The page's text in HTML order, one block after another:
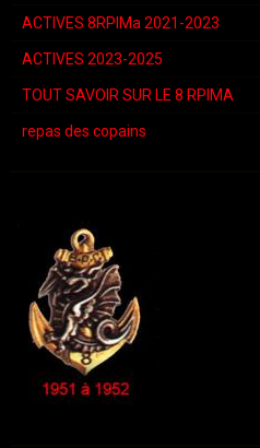
ACTIVES 8RPIMa 2021-2023
ACTIVES 2023-2025
TOUT SAVOIR SUR LE 8 RPIMA
repas des copains